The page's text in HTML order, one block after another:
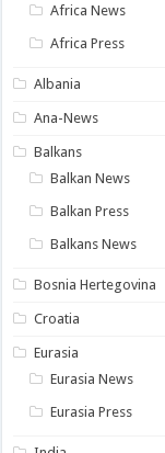
Africa News
Africa Press
Albania
Ana-News
Balkans
Balkan News
Balkan Press
Balkans News
Bosnia Hertegovina
Croatia
Eurasia
Eurasia News
Eurasia Press